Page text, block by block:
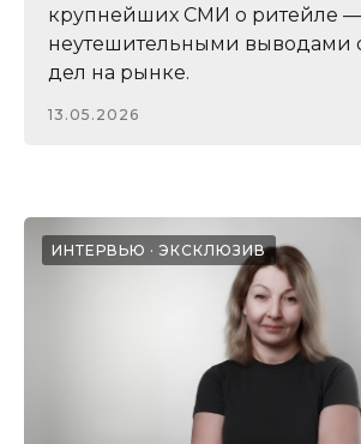
крупнейших СМИ о ритейле —
неутешительными выводами
дел на рынке.
13.05.2026
ИНТЕРВЬЮ ЭКСКЛЮЗИВ